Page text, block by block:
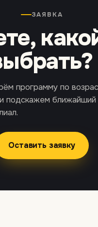
ЗАЯВКА
программу по
подскажем ближайший
Оставить заявку